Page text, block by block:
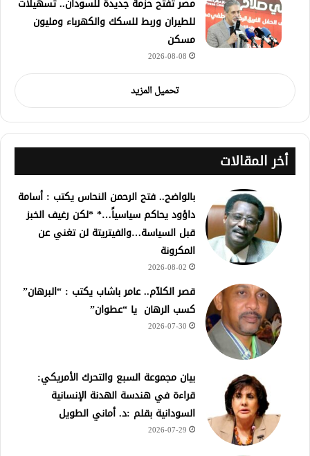
مصر تفتح حزمة جديدة للسودان.. تسهيلات
للطيران وربط للسكك والكهرباء ومليون
مسكن
2026-08-08
تحميل المزيد
أخر المقالات
بالواضح.. فتح الرحمن النحاس يكتب : أسامة
داؤود يحاكم سياسياً…* *لكن رغيف الخبز
قبل السياسة…والفيتريتة لن تغني عن
المكرونة
2026-08-02
قصر الكلآم.. عامر باشاب يكتب : “البرهان”
كسب الرهان يا “عطوان”
2026-07-30
بيان مجموعة السبع والتحرك الأمريكي:
قراءة في هندسة الهدنة الإنسانية
السودانية بقلم :د. أماني الطويل
2026-07-29